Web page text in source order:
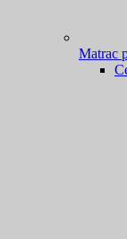
Matrac